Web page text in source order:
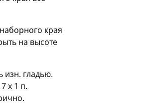
края
на высоте
изн. гладью.
х 1 п.